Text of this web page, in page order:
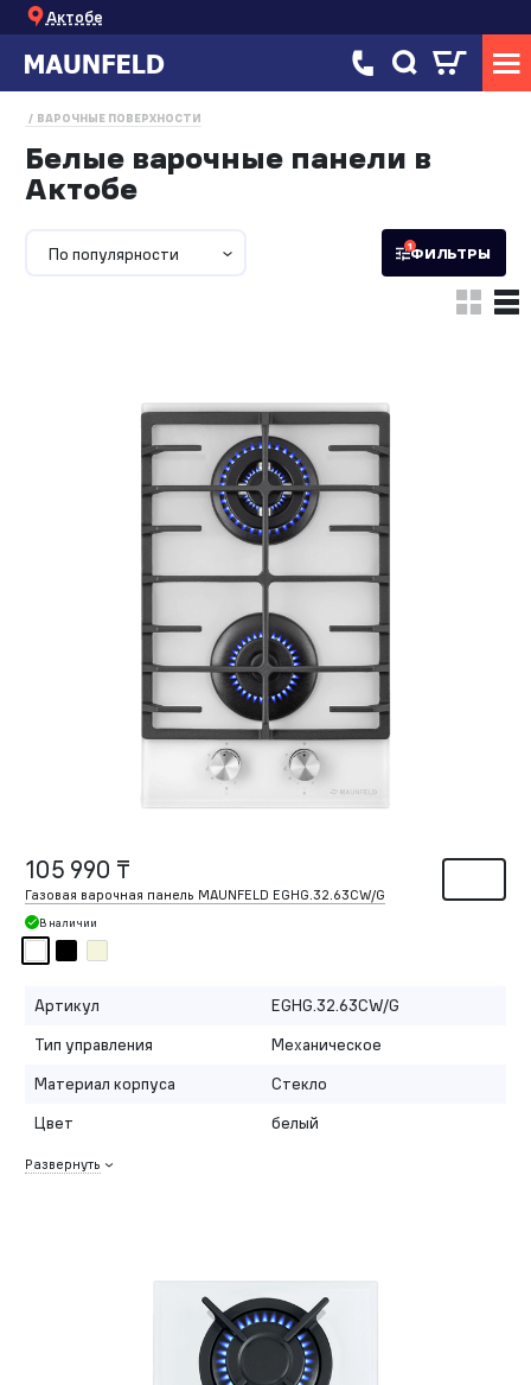
Актобе
ВАРОЧНЫЕ ПОВЕРХНОСТИ
Белые варочные панели в
Актобе
По популярности 1ФИЛЬТРЫ
105 990 ₸
Газовая варочная панель MAUNFELD EGHG.32.63CW/G
В наличии
Артикул
EGHG.32.63CW/G
Тип управления
Механическое
Материал корпуса
Стекло
Цвет
белый
Развернуть